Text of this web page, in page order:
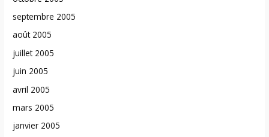
septembre 2005
août 2005
juillet 2005
juin 2005
avril 2005
mars 2005
janvier 2005